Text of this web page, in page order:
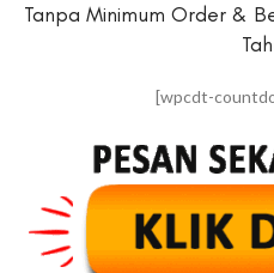
Tanpa Minimum Order &
[wpcdt-